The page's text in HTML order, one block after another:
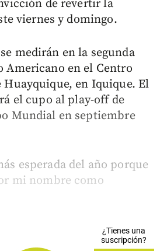
de revertir la
viernes y domingo.
medirán en la segunda
Americano en el Centro
Huayquique, en Iquique. El
el cupo al play-off de
Mundial en septiembre
esperada del año porque
mi nombre como
¿Tienes una
suscripción?